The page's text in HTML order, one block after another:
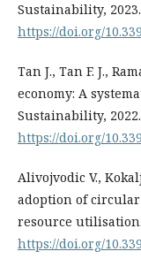
Sustainability,
https://doi.org/
Tan J., Tan F. J.,
economy: A
Sustainability,
https://doi.org/
Alivojvodic V.,
adoption of
resource
https://doi.org/